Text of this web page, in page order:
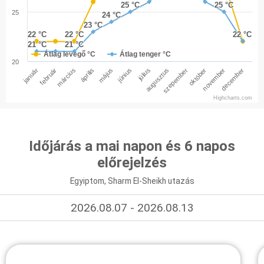
22 °C
22 °C 22 °C
22 °C 22 °C
22 °C
21 °C
21 °C 21 °C
21 °C
23 °C
23 °C
24 °C
24 °C
25 °C
25 °C
25 °C
25 °C
Átlag levegő °C Átlag tenger °C
januárfebruármárcius április május június júliusaugusztusszepemberoktóbernovemberdecember
20
25
Highcharts.com
Időjárás a mai napon és 6 napos
előrejelzés
Egyiptom, Sharm El-Sheikh utazás
2026.08.07 - 2026.08.13